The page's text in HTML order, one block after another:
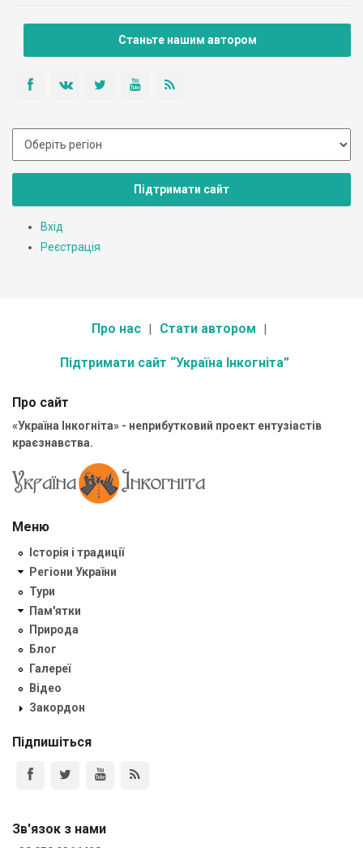
Станьте нашим автором
Підтримати сайт
Вхід
Реєстрація
Про нас Стати автором
Підтримати сайт “Україна Інкогніта”
Про сайт
«Україна Інкогніта» - неприбутковий проект ентузіастів
краєзнавства.
Меню
Історія і традиції
Регіони України
Тури
Пам'ятки
Природа
Блог
Галереї
Відео
Закордон
Підпишіться
Зв'язок з нами